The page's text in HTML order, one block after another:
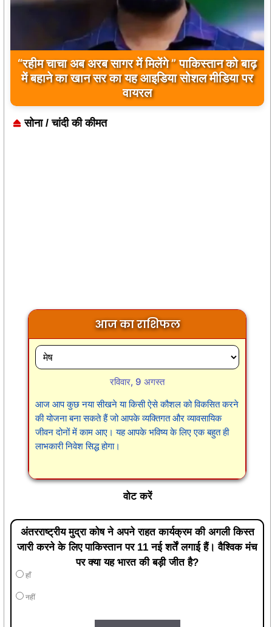
बिलावल भुट्टो द्वारा सिंधु नदी और भारत को लेकर दिए गए
बयान पर भारत के केंद्रीय मंत्रियों की कड़ी प्रतिक्रिया
सोना / चांदी की कीमत
आज का राशिफल
रविवार, 9 अगस्त
आज आप कुछ नया सीखने या किसी ऐसे कौशल को विकसित करने
की योजना बना सकते हैं जो आपके व्यक्तिगत और व्यावसायिक
जीवन दोनों में काम आए। यह आपके भविष्य के लिए एक बहुत ही
लाभकारी निवेश सिद्ध होगा।
वोट करें
अंतरराष्ट्रीय मुद्रा कोष ने अपने राहत कार्यक्रम की अगली किस्त
जारी करने के लिए पाकिस्तान पर 11 नई शर्तें लगाई हैं। वैश्विक मंच
पर क्या यह भारत की बड़ी जीत है?
हाँ
नहीं